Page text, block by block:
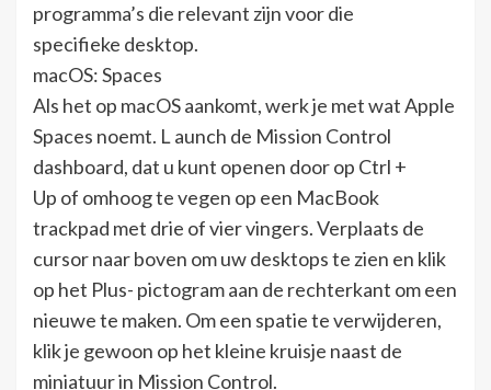
programma’s die relevant zijn voor die
specifieke desktop.
macOS: Spaces
Als het op macOS aankomt, werk je met wat Apple
Spaces noemt. L aunch de Mission Control
dashboard, dat u kunt openen door op Ctrl +
Up of omhoog te vegen op een MacBook
trackpad met drie of vier vingers. Verplaats de
cursor naar boven om uw desktops te zien en klik
op het Plus- pictogram aan de rechterkant om een
​​nieuwe te maken. Om een ​​spatie te verwijderen,
klik je gewoon op het kleine kruisje naast de
miniatuur in Mission Control.